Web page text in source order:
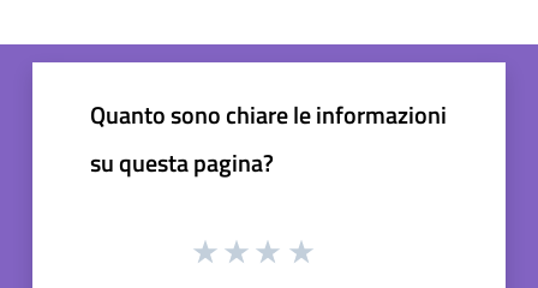
Quanto sono chiare le informazioni
su questa pagina?